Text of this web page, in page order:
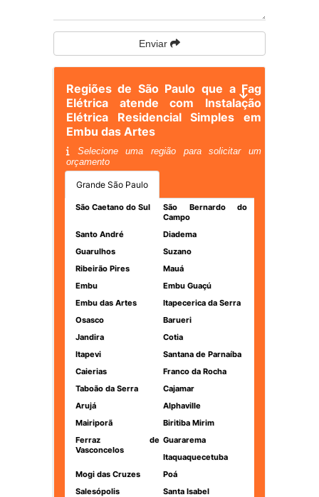
Enviar
Regiões de São Paulo que a Fag
Elétrica atende com Instalação
Elétrica Residencial Simples em
Embu das Artes
Selecione uma região para solicitar um
orçamento
Grande São Paulo
São Caetano do Sul
São Bernardo do
Campo
Santo André
Diadema
Guarulhos
Suzano
Ribeirão Pires
Mauá
Embu
Embu Guaçú
Embu das Artes
Itapecerica da Serra
Osasco
Barueri
Jandira
Cotia
Itapevi
Santana de Parnaíba
Caierias
Franco da Rocha
Taboão da Serra
Cajamar
Arujá
Alphaville
Mairiporã
Biritiba Mirim
Ferraz de
Vasconcelos
Guararema
Itaquaquecetuba
Mogi das Cruzes
Poá
Salesópolis
Santa Isabel